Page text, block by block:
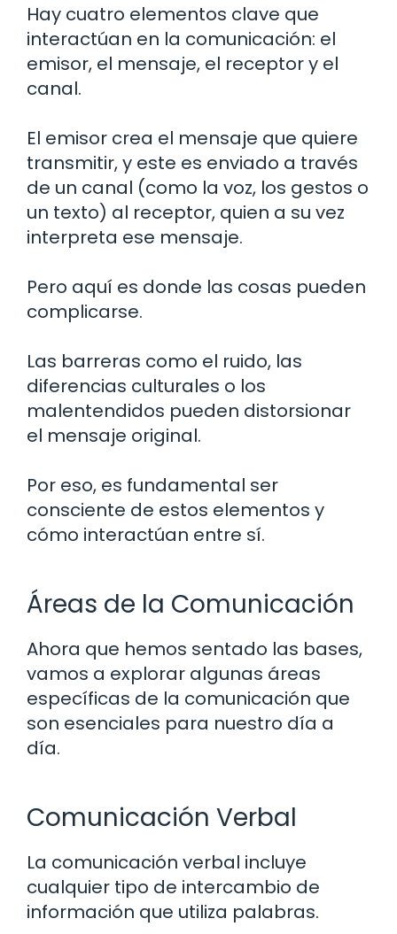
Hay cuatro elementos clave que
interactúan en la comunicación: el
emisor, el mensaje, el receptor y el
canal.
El emisor crea el mensaje que quiere
transmitir, y este es enviado a través
de un canal (como la voz, los gestos o
un texto) al receptor, quien a su vez
interpreta ese mensaje.
Pero aquí es donde las cosas pueden
complicarse.
Las barreras como el ruido, las
diferencias culturales o los
malentendidos pueden distorsionar
el mensaje original.
Por eso, es fundamental ser
consciente de estos elementos y
cómo interactúan entre sí.
Áreas de la Comunicación
Ahora que hemos sentado las bases,
vamos a explorar algunas áreas
específicas de la comunicación que
son esenciales para nuestro día a
día.
Comunicación Verbal
La comunicación verbal incluye
cualquier tipo de intercambio de
información que utiliza palabras.